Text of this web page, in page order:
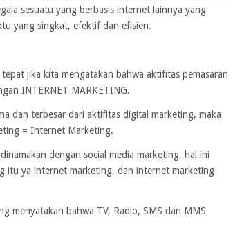
sesuatu yang berbasis internet lainnya yang
yang singkat, efektif dan efisien.
jika kita mengatakan bahwa aktifitas pemasaran
INTERNET MARKETING.
dan terbesar dari aktifitas digital marketing, maka
= Internet Marketing.
dengan social media marketing, hal ini
itu ya internet marketing, dan internet marketing
menyatakan bahwa TV, Radio, SMS dan MMS